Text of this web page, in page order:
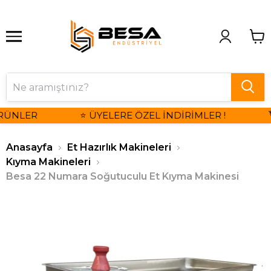
⭐ ÜYELERE ÖZEL İNDİRİMLER !
Anasayfa
Et Hazırlık Makineleri
Kıyma Makineleri
Besa 22 Numara Soğutuculu Et Kıyma Makinesi